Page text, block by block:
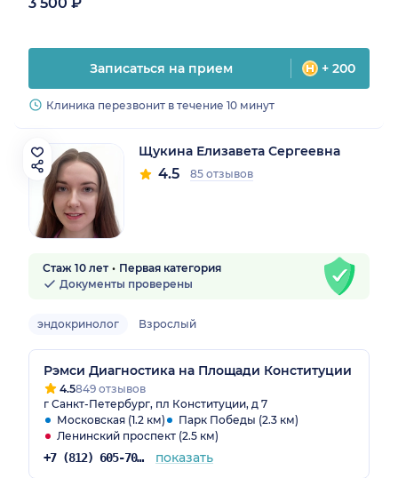
Записаться на прием + 200
Клиника перезвонит в течение 10 минут
Щукина Елизавета Сергеевна
4.5 85 отзывов
Стаж 10 лет
Первая категория
Документы проверены
эндокринолог Взрослый
Рэмси Диагностика на Площади Конституции
4.5849 отзывов
г Санкт-Петербург, пл Конституции, д 7
Московская (1.2 км)
Парк Победы (2.3 км)
Ленинский проспект (2.5 км)
+7 (812) 605-70-36 показать